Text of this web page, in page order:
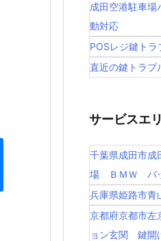
成田空港駐車
動対応
POSレジ鍵トラ
直近の鍵トラブ
サービスエ
千葉県成田市
場 ＢＭＷ バ
兵庫県姫路市
京都府京都市
ョン玄関 鍵